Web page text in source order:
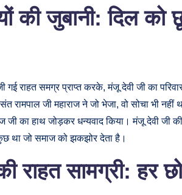
की जुबानी: दिल को
गई राहत समग्र प्राप्त करके, मंजू देवी जी का
रामपाल जी महाराज ने जो भेजा, वो सोचा भी
जी का हाथ जोड़कर धन्यवाद किया। मंजू देवी जी
था जो समाज को झकझोर देता है।
राहत सामग्री: हर